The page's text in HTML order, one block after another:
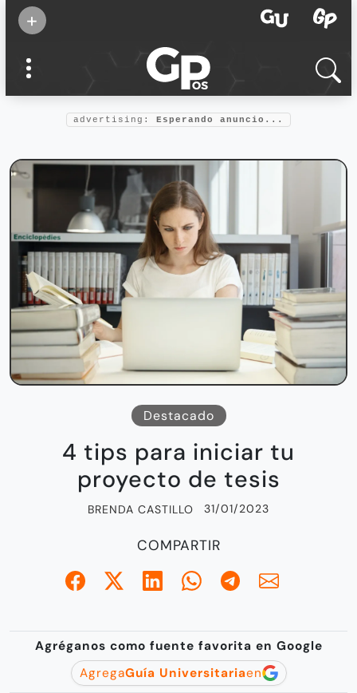
+
confianza
Foro salud
advertising: Esperando anuncio...
Destacado
4 tips para iniciar tu
proyecto de tesis
BRENDA CASTILLO 31/01/2023
COMPARTIR
Agréganos como fuente favorita en Google
AgregaGuía Universitariaen